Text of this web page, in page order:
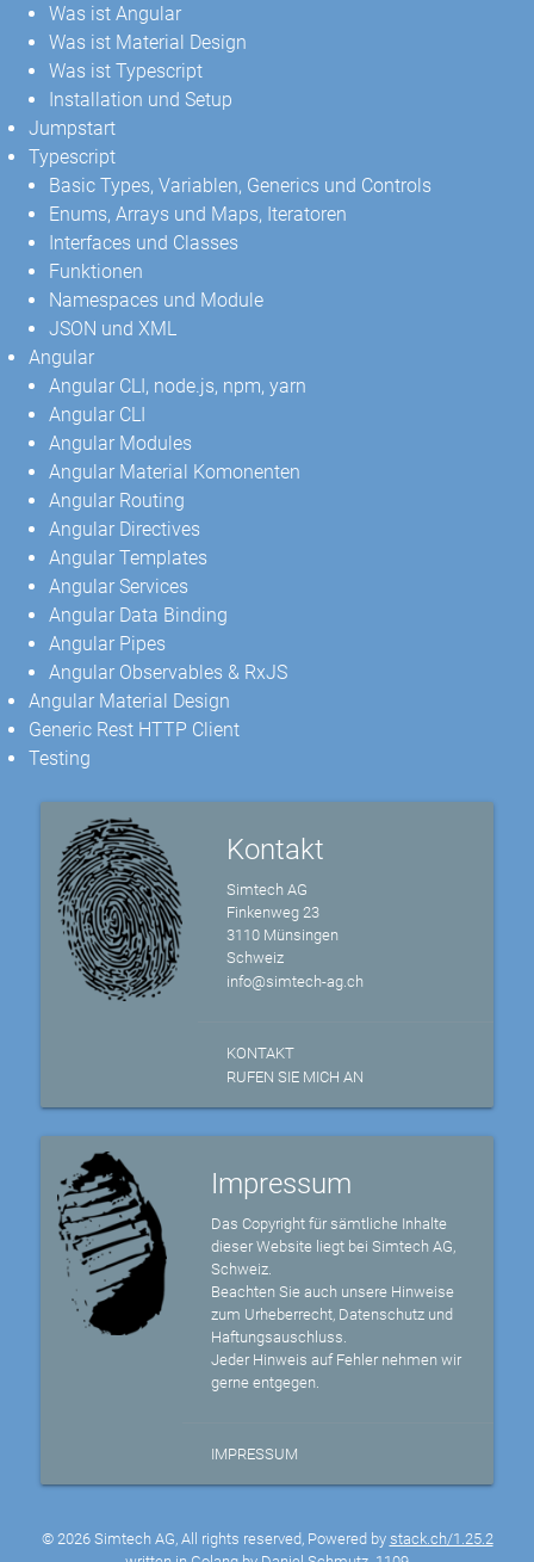
Was ist Angular
Was ist Material Design
Was ist Typescript
Installation und Setup
Jumpstart
Typescript
Basic Types, Variablen, Generics und Controls
Enums, Arrays und Maps, Iteratoren
Interfaces und Classes
Funktionen
Namespaces und Module
JSON und XML
Angular
Angular CLI, node.js, npm, yarn
Angular CLI
Angular Modules
Angular Material Komonenten
Angular Routing
Angular Directives
Angular Templates
Angular Services
Angular Data Binding
Angular Pipes
Angular Observables & RxJS
Angular Material Design
Generic Rest HTTP Client
Testing
Kontakt
Simtech AG
Finkenweg 23
3110 Münsingen
Schweiz
info@simtech-ag.ch
KONTAKT
RUFEN SIE MICH AN
Impressum
Das Copyright für sämtliche Inhalte
dieser Website liegt bei Simtech AG,
Schweiz.
Beachten Sie auch unsere Hinweise
zum Urheberrecht, Datenschutz und
Haftungsauschluss.
Jeder Hinweis auf Fehler nehmen wir
gerne entgegen.
IMPRESSUM
© 2026 Simtech AG, All rights reserved, Powered by stack.ch/1.25.2